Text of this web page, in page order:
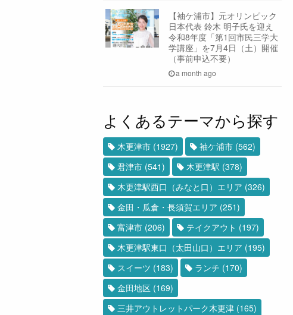
【袖ケ浦市】元オリンピック
日本代表 鈴木 明子氏を迎え
令和8年度「第1回市民三学大
学講座」を7月4日（土）開催
（事前申込不要）
a month ago
よくあるテーマから探す
木更津市(1927) 袖ケ浦市(562)
君津市(541) 木更津駅 (378)
木更津駅西口（みなと口）エリア (326)
金田・瓜倉・長須賀エリア (251)
富津市(206) テイクアウト (197)
木更津駅東口（太田山口）エリア (195)
スイーツ (183) ランチ (170)
金田地区(169)
三井アウトレットパーク木更津(165)